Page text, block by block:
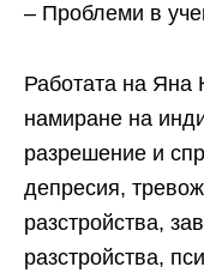
– Проблеми в
Работата на Яна
намиране на
разрешение и
депресия,
разстройства,
разстройства,